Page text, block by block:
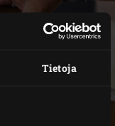
Tietoja